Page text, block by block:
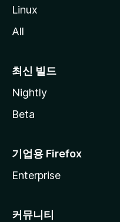
Linux
All
최신 빌드
Nightly
Beta
기업용 Firefox
Enterprise
커뮤니티